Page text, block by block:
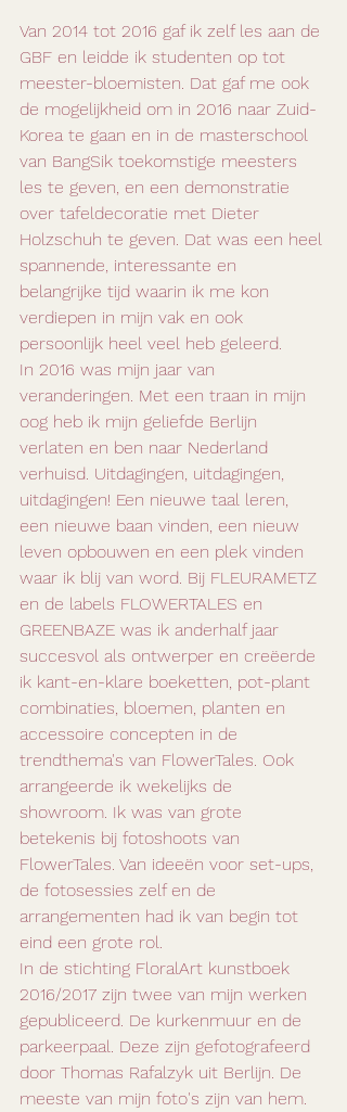
Van 2014 tot 2016 gaf ik zelf les aan de
GBF en leidde ik studenten op tot
meester-bloemisten. Dat gaf me ook
de mogelijkheid om in 2016 naar Zuid-
Korea te gaan en in de masterschool
van BangSik toekomstige meesters
les te geven, en een demonstratie
over tafeldecoratie met Dieter
Holzschuh te geven. Dat was een heel
spannende, interessante en
belangrijke tijd waarin ik me kon
verdiepen in mijn vak en ook
persoonlijk heel veel heb geleerd.
In 2016 was mijn jaar van
veranderingen. Met een traan in mijn
oog heb ik mijn geliefde Berlijn
verlaten en ben naar Nederland
verhuisd. Uitdagingen, uitdagingen,
uitdagingen! Een nieuwe taal leren,
een nieuwe baan vinden, een nieuw
leven opbouwen en een plek vinden
waar ik blij van word. Bij FLEURAMETZ
en de labels FLOWERTALES en
GREENBAZE was ik anderhalf jaar
succesvol als ontwerper en creëerde
ik kant-en-klare boeketten, pot-plant
combinaties, bloemen, planten en
accessoire concepten in de
trendthema's van FlowerTales. Ook
arrangeerde ik wekelijks de
showroom. Ik was van grote
betekenis bij fotoshoots van
FlowerTales. Van ideeën voor set-ups,
de fotosessies zelf en de
arrangementen had ik van begin tot
eind een grote rol.
In de stichting FloralArt kunstboek
2016/2017 zijn twee van mijn werken
gepubliceerd. De kurkenmuur en de
parkeerpaal. Deze zijn gefotografeerd
door Thomas Rafalzyk uit Berlijn. De
meeste van mijn foto's zijn van hem.